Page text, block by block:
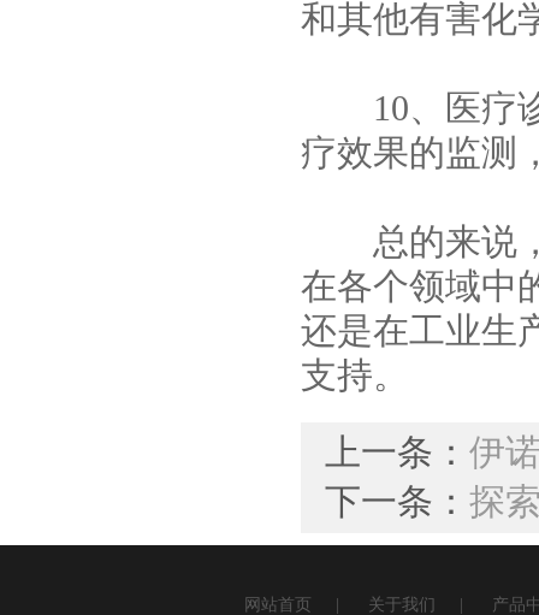
和其他有害化
10、医疗诊
疗效果的监测
总的来说，
在各个领域中
还是在工业生
支持。
上一条： 伊
下一条： 探
网站首页 关于我们 产品